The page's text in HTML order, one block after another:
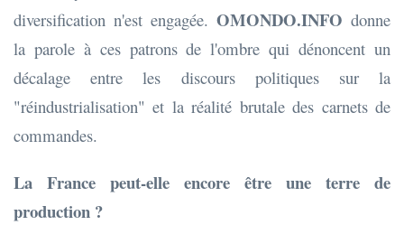
diversification n'est engagée. OMONDO.INFO donne
la parole à ces patrons de l'ombre qui dénoncent un
décalage entre les discours politiques sur la
"réindustrialisation" et la réalité brutale des carnets de
commandes.
La France peut-elle encore être une terre de
production ?